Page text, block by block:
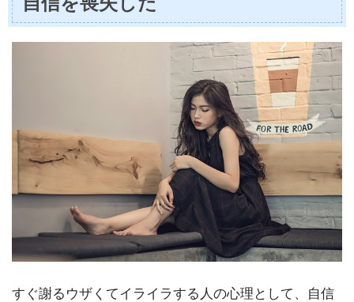
すぐ謝るウザくてイライラする人の心理として、自信